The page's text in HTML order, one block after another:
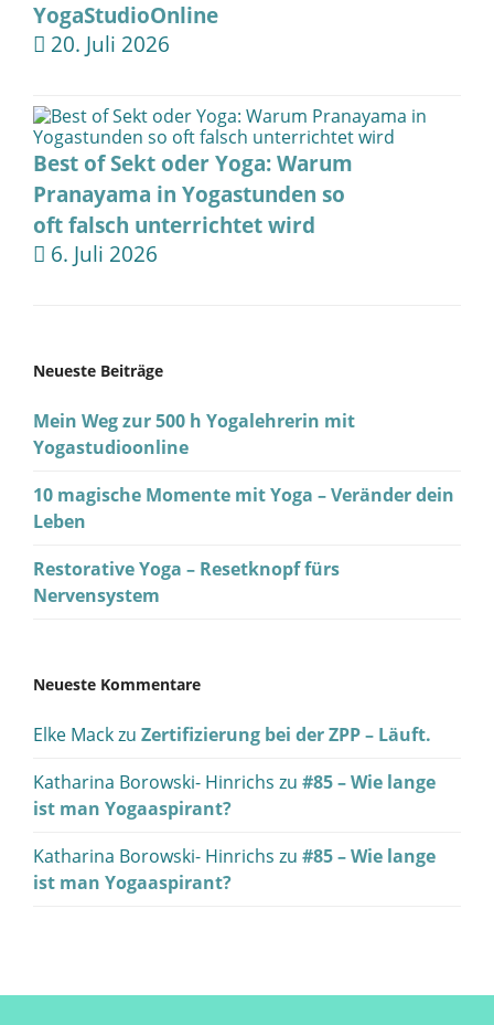
YogaStudioOnline
20. Juli 2026
Best of Sekt oder Yoga: Warum
Pranayama in Yogastunden so
oft falsch unterrichtet wird
6. Juli 2026
Neueste Beiträge
Mein Weg zur 500 h Yogalehrerin mit
Yogastudioonline
10 magische Momente mit Yoga – Veränder dein
Leben
Restorative Yoga – Resetknopf fürs
Nervensystem
Neueste Kommentare
Elke Mackzu Zertifizierung bei der ZPP – Läuft.
Katharina Borowski- Hinrichs zu #85 – Wie lange
ist man Yogaaspirant?
Katharina Borowski- Hinrichs zu #85 – Wie lange
ist man Yogaaspirant?